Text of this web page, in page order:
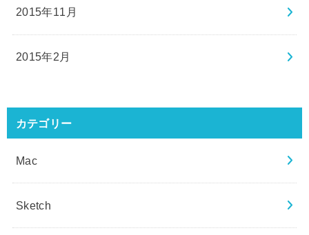
2015年11月
2015年2月
カテゴリー
Mac
Sketch